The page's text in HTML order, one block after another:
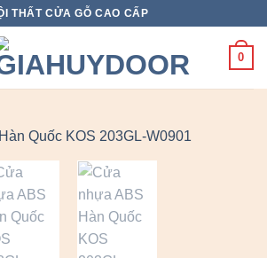
THẤT CỬA GỖ CAO CẤP
0